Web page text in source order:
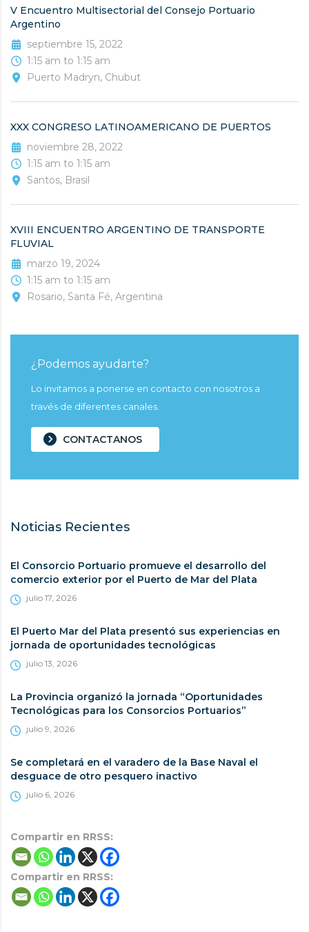
V Encuentro Multisectorial del Consejo Portuario
Argentino
septiembre 15, 2022
1:15 am to 1:15 am
Puerto Madryn, Chubut
XXX CONGRESO LATINOAMERICANO DE PUERTOS
noviembre 28, 2022
1:15 am to 1:15 am
Santos, Brasil
XVIII ENCUENTRO ARGENTINO DE TRANSPORTE
FLUVIAL
marzo 19, 2024
1:15 am to 1:15 am
Rosario, Santa Fé, Argentina
¿Podemos ayudarte?
Lo invitamos a ponerse en contacto con nosotros a
través de diferentes canales.
CONTACTANOS
Noticias Recientes
El Consorcio Portuario promueve el desarrollo del
comercio exterior por el Puerto de Mar del Plata
julio 17, 2026
El Puerto Mar del Plata presentó sus experiencias en
jornada de oportunidades tecnológicas
julio 13, 2026
La Provincia organizó la jornada “Oportunidades
Tecnológicas para los Consorcios Portuarios”
julio 9, 2026
Se completará en el varadero de la Base Naval el
desguace de otro pesquero inactivo
julio 6, 2026
Compartir en RRSS:
Compartir en RRSS: